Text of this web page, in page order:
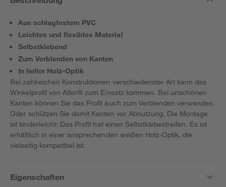
Aus schlagfestem PVC
Leichtes und flexibles Material
Selbstklebend
Zum Verblenden von Kanten
In heller Holz-Optik
Bei zahlreichen Konstruktionen verschiedenster Art kann das
Winkelprofil von Alfer® zum Einsatz kommen. Bei unschönen
Kanten können Sie das Profil auch zum Verblenden verwenden.
Oder schützen Sie damit Kanten vor Abnutzung. Die Montage
ist kinderleicht: Das Profil hat einen Selbstklebestreifen. Es ist
erhältlich in einer ansprechenden weißen Holz-Optik, die
vielseitig kompatibel ist.
Eigenschaften